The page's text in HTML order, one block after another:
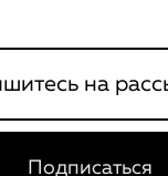
Подписаться